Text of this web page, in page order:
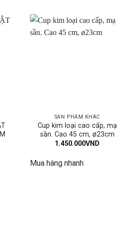
SẢN PHẨM KHÁC
Cup kim loại cao cấp, mạ
sần. Cao 45 cm, ø23cm
1.450.000VND
Mua hàng nhanh